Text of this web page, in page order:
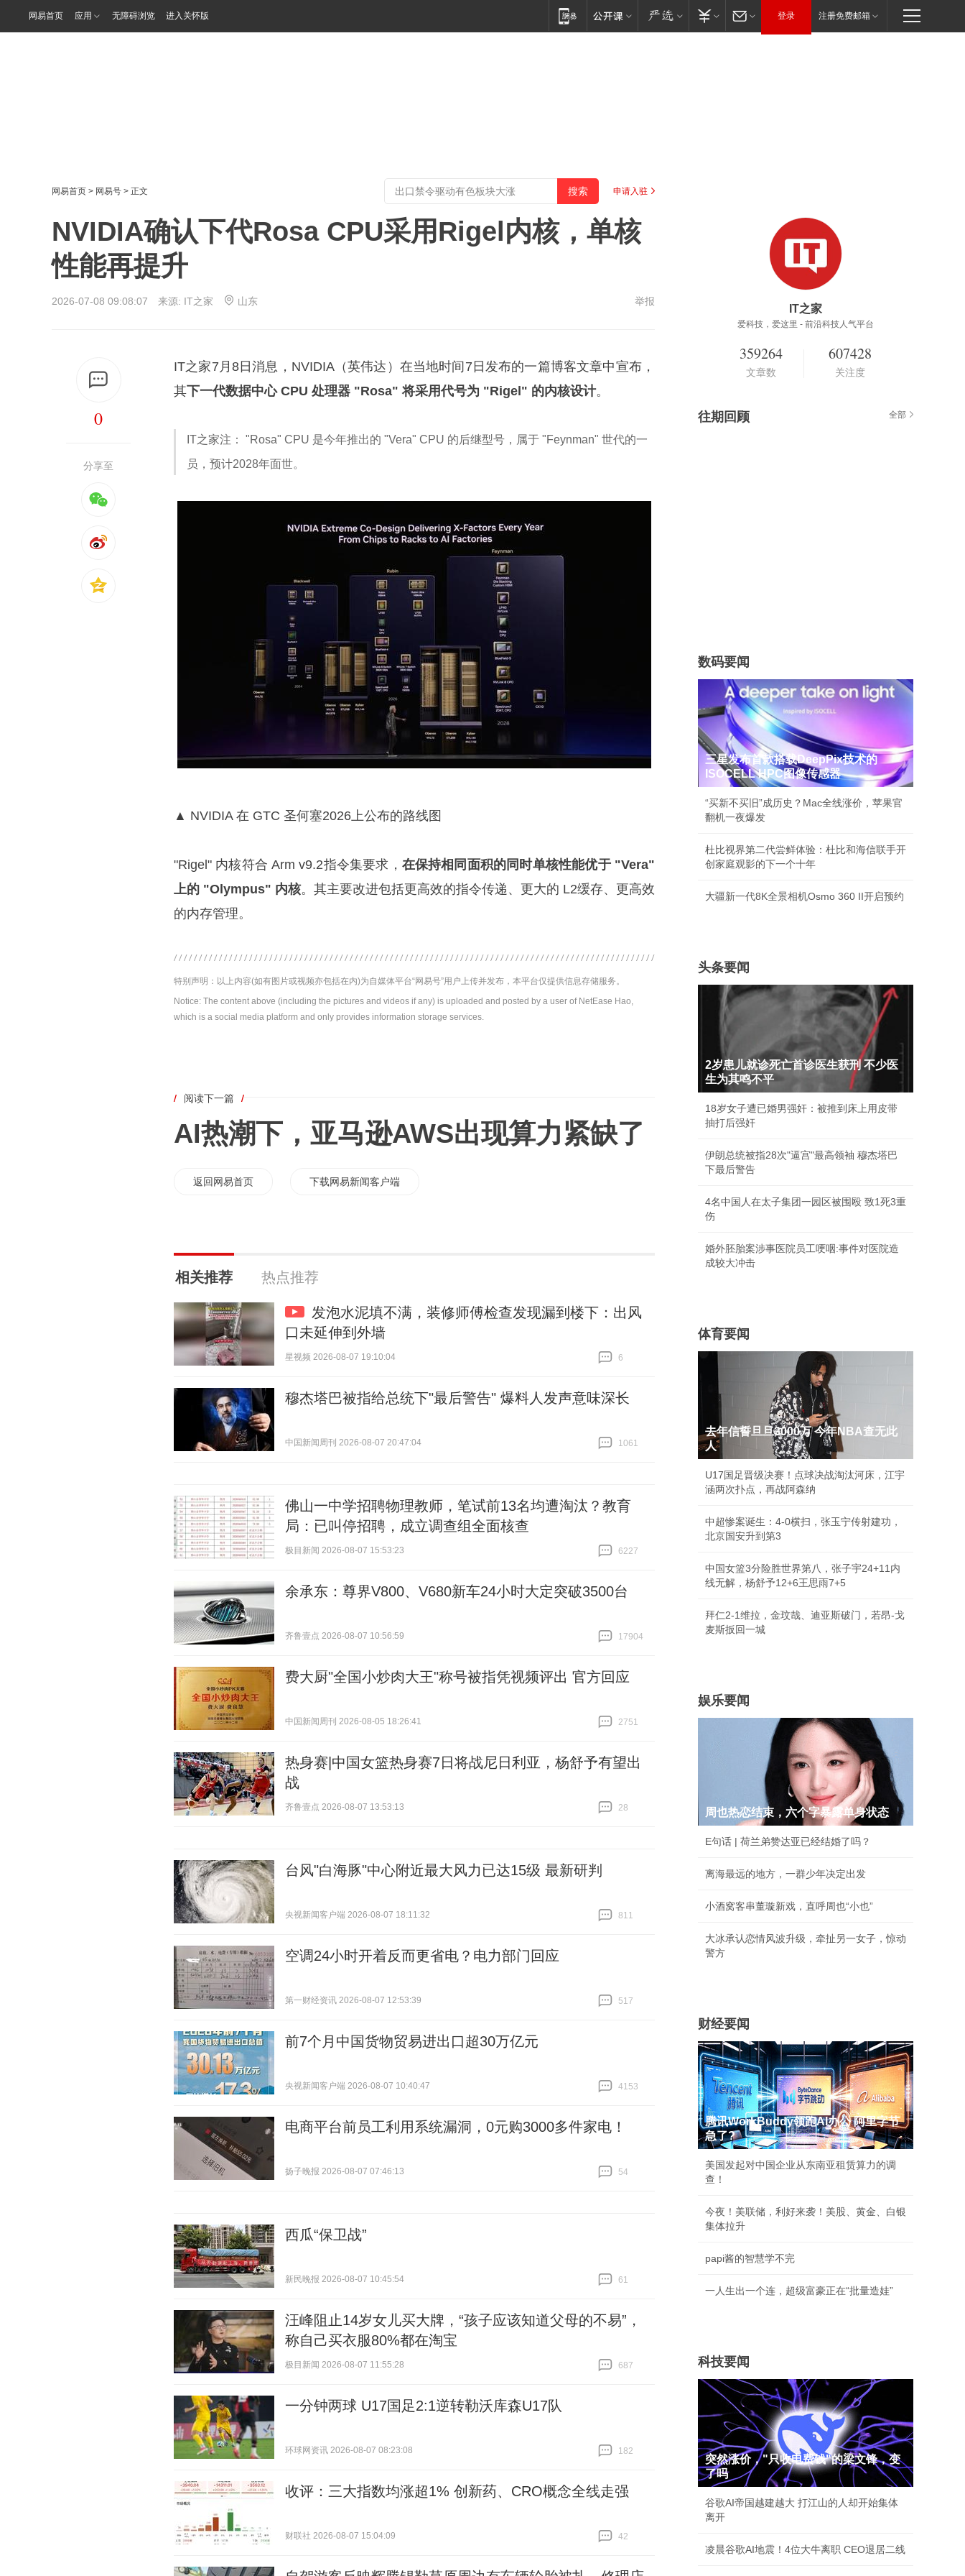
网易首页 应用 无障碍浏览 进入关怀版 登录 注册免费邮箱
网易首页 > 网易号 > 正文 申请入驻
NVIDIA确认下代Rosa CPU采用Rigel内核，单核
性能再提升
2026-07-08 09:08:07 来源: IT之家 山东 举报
0
分享至
IT之家7月8日消息，NVIDIA（英伟达）在当地时间7日发布的一篇博客文章中宣布，
其下一代数据中心 CPU 处理器 "Rosa" 将采用代号为 "Rigel" 的内核设计。
IT之家注： "Rosa" CPU 是今年推出的 "Vera" CPU 的后继型号，属于 "Feynman" 世代的一
员，预计2028年面世。
▲ NVIDIA 在 GTC 圣何塞2026上公布的路线图
"Rigel" 内核符合 Arm v9.2指令集要求， 在保持相同面积的同时单核性能优于 "Vera"
上的 "Olympus" 内核。其主要改进包括更高效的指令传递、更大的 L2缓存、更高效
的内存管理。
特别声明：以上内容(如有图片或视频亦包括在内)为自媒体平台“网易号”用户上传并发布，本平台仅提供信息存储服务。
Notice: The content above (including the pictures and videos if any) is uploaded and posted by a user of NetEase Hao,
which is a social media platform and only provides information storage services.
/ 阅读下一篇 /
AI热潮下，亚马逊AWS出现算力紧缺了
返回网易首页 下载网易新闻客户端
相关推荐 热点推荐
发泡水泥填不满，装修师傅检查发现漏到楼下：出风
口未延伸到外墙
星视频 2026-08-07 19:10:04
6
穆杰塔巴被指给总统下"最后警告" 爆料人发声意味深长
中国新闻周刊 2026-08-07 20:47:04
1061
佛山一中学招聘物理教师，笔试前13名均遭淘汰？教育
局：已叫停招聘，成立调查组全面核查
极目新闻 2026-08-07 15:53:23
6227
余承东：尊界V800、V680新车24小时大定突破3500台
齐鲁壹点 2026-08-07 10:56:59
17904
费大厨"全国小炒肉大王"称号被指凭视频评出 官方回应
中国新闻周刊 2026-08-05 18:26:41
2751
热身赛|中国女篮热身赛7日将战尼日利亚，杨舒予有望出
战
齐鲁壹点 2026-08-07 13:53:13
28
台风"白海豚"中心附近最大风力已达15级 最新研判
央视新闻客户端 2026-08-07 18:11:32
811
空调24小时开着反而更省电？电力部门回应
第一财经资讯 2026-08-07 12:53:39
517
前7个月中国货物贸易进出口超30万亿元
央视新闻客户端 2026-08-07 10:40:47
4153
电商平台前员工利用系统漏洞，0元购3000多件家电！
扬子晚报 2026-08-07 07:46:13
54
西瓜“保卫战”
新民晚报 2026-08-07 10:45:54
61
汪峰阻止14岁女儿买大牌，“孩子应该知道父母的不易”，
称自己买衣服80%都在淘宝
极目新闻 2026-08-07 11:55:28
687
一分钟两球 U17国足2:1逆转勒沃库森U17队
环球网资讯 2026-08-07 08:23:08
182
收评：三大指数均涨超1% 创新药、CRO概念全线走强
财联社 2026-08-07 15:04:09
42
IT之家
爱科技，爱这里 - 前沿科技人气平台
359264
文章数
607428
关注度
往期回顾 全部
数码要闻
三星发布首款搭载DeepPix技术的
ISOCELL HPC图像传感器
“买新不买旧”成历史？Mac全线涨价，苹果官
翻机一夜爆发
杜比视界第二代尝鲜体验：杜比和海信联手开
创家庭观影的下一个十年
大疆新一代8K全景相机Osmo 360 II开启预约
头条要闻
2岁患儿就诊死亡首诊医生获刑 不少医
生为其鸣不平
18岁女子遭已婚男强奸：被推到床上用皮带
抽打后强奸
伊朗总统被指28次"逼宫"最高领袖 穆杰塔巴
下最后警告
4名中国人在太子集团一园区被围殴 致1死3重
伤
婚外胚胎案涉事医院员工哽咽:事件对医院造
成较大冲击
体育要闻
去年信誓旦旦3000万 今年NBA查无此
人
U17国足晋级决赛！点球决战淘汰河床，江宇
涵两次扑点，再战阿森纳
中超惨案诞生：4-0横扫，张玉宁传射建功，
北京国安升到第3
中国女篮3分险胜世界第八，张子宇24+11内
线无解，杨舒予12+6王思雨7+5
拜仁2-1维拉，金玟哉、迪亚斯破门，若昂-戈
麦斯扳回一城
娱乐要闻
周也热恋结束，六个字暴露单身状态
E句话 | 荷兰弟赞达亚已经结婚了吗？
离海最远的地方，一群少年决定出发
小酒窝客串董璇新戏，直呼周也“小也”
大冰承认恋情风波升级，牵扯另一女子，惊动
警方
财经要闻
腾讯WorkBuddy领跑AI办公 阿里字节
急了?
美国发起对中国企业从东南亚租赁算力的调
查！
今夜！美联储，利好来袭！美股、黄金、白银
集体拉升
papi酱的智慧学不完
一人生出一个连，超级富豪正在“批量造娃”
科技要闻
突然涨价，"只收电费钱"的梁文锋，变
了吗
谷歌AI帝国越建越大 打江山的人却开始集体
离开
凌晨谷歌AI地震！4位大牛离职 CEO退居二线